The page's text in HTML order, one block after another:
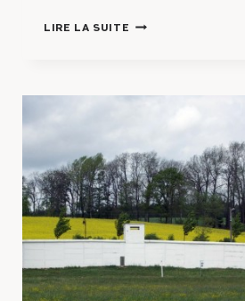
LIRE LA SUITE